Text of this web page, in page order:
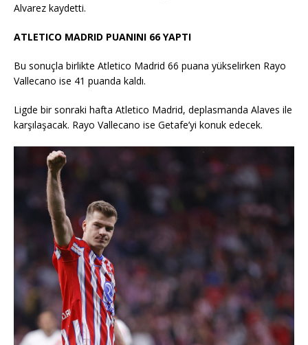
Alvarez kaydetti.
ATLETICO MADRID PUANINI 66 YAPTI
Bu sonuçla birlikte Atletico Madrid 66 puana yükselirken Rayo
Vallecano ise 41 puanda kaldı.
Ligde bir sonraki hafta Atletico Madrid, deplasmanda Alaves ile
karşılaşacak. Rayo Vallecano ise Getafe’yi konuk edecek.